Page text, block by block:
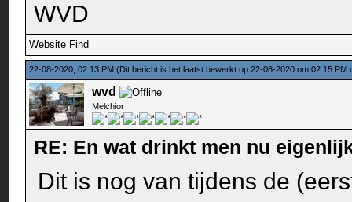
WVD
Website Find
22-08-2020, 02:13 PM(Dit bericht is het laatst bewerkt op 22-08-2020 om 02:15 PM
wvd
Melchior
RE: En wat drinkt men nu
Dit is nog van tijdens de